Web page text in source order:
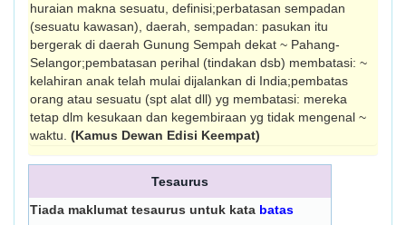
huraian makna sesuatu, definisi;perbatasan sempadan
(sesuatu kawasan), daerah, sempadan: pasukan itu
bergerak di daerah Gunung Sempah dekat ~ Pahang-
Selangor;pembatasan perihal (tindakan dsb) membatasi: ~
kelahiran anak telah mulai dijalankan di India;pembatas
orang atau sesuatu (spt alat dll) yg membatasi: mereka
tetap dlm kesukaan dan kegembiraan yg tidak mengenal ~
waktu. (Kamus Dewan Edisi Keempat)
Tesaurus
Tiada maklumat tesaurus untuk kata batas